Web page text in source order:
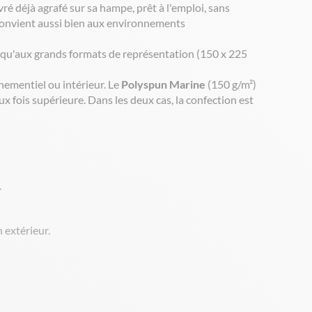
déjà agrafé sur sa hampe, prêt à l'emploi, sans
aussi bien aux environnements
grands formats de représentation (150 x 225
ou intérieur. Le Polyspun Marine (150 g/m²)
fois supérieure. Dans les deux cas, la confection est
extérieur.